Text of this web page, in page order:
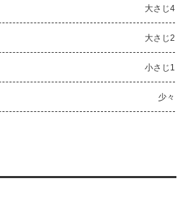
大さじ4
大さじ2
小さじ1
少々